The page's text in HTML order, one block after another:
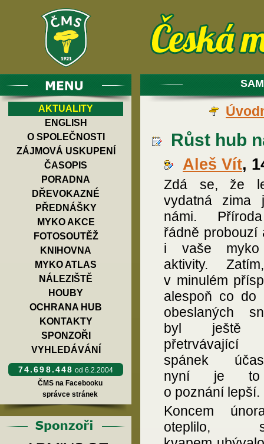
AKTUALITY
ENGLISH
O SPOLEČNOSTI
ZÁJMOVÁ USKUPENÍ
ČASOPIS
PORADNA
DŘEVOKAZNÉ
PŘEDNÁŠKY
MYKO AKCE
FOTOSOUTĚŽ
KNIHOVNA
MYKO ATLAS
NÁLEZIŠTĚ
HOUBY
OCHRANA HUB
KONTAKTY
SPONZOŘI
VYHLEDÁVÁNÍ
74.698.448 od 6.2.2004
ČMS na Facebooku
správce stránek
Růst hub
Aleš Vít,
Zdá se, že
vydatná zima
námi.
řádně probouzí
i vaše
aktivity.
v minulém
alespoň co do
obeslaných
byl ještě
přetrvávající
spánek
nyní je
o poznání lepší.
Koncem
oteplilo,